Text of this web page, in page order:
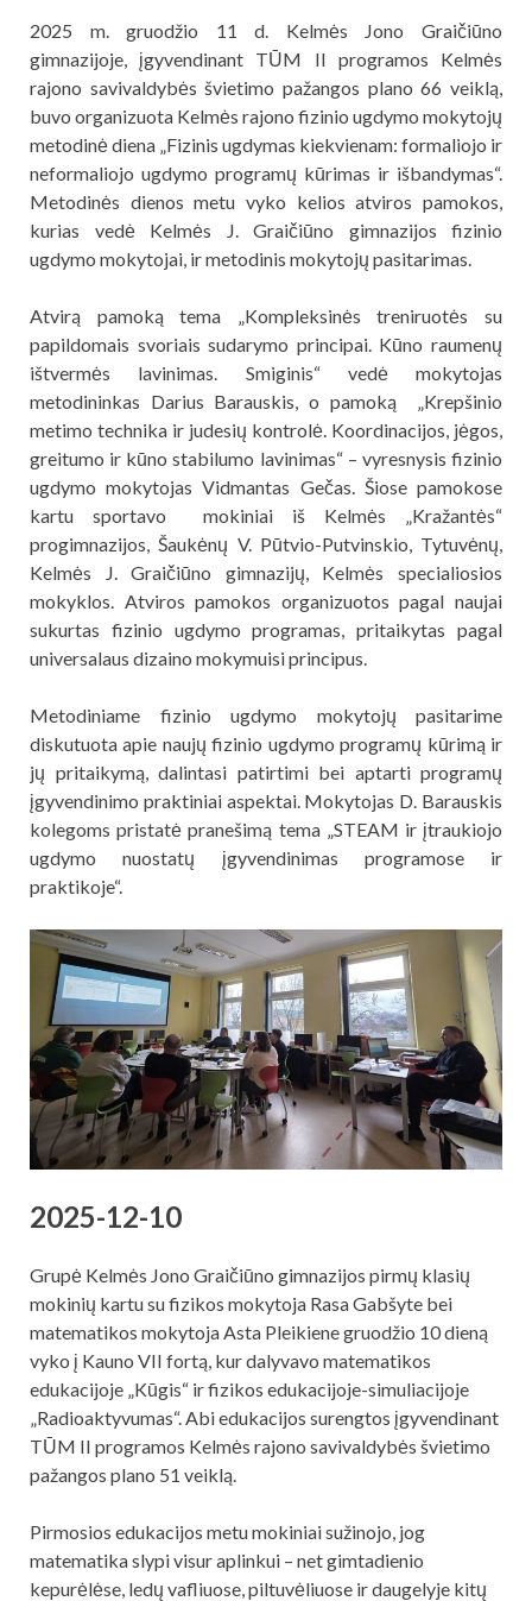
2025 m. gruodžio 11 d. Kelmės Jono Graičiūno
gimnazijoje, įgyvendinant TŪM II programos Kelmės
rajono savivaldybės švietimo pažangos plano 66 veiklą,
buvo organizuota Kelmės rajono fizinio ugdymo mokytojų
metodinė diena „Fizinis ugdymas kiekvienam: formaliojo ir
neformaliojo ugdymo programų kūrimas ir išbandymas“.
Metodinės dienos metu vyko kelios atviros pamokos,
kurias vedė Kelmės J. Graičiūno gimnazijos fizinio
ugdymo mokytojai, ir metodinis mokytojų pasitarimas.
Atvirą pamoką tema „Kompleksinės treniruotės su
papildomais svoriais sudarymo principai. Kūno raumenų
ištvermės lavinimas. Smiginis“ vedė mokytojas
metodininkas Darius Barauskis, o pamoką „Krepšinio
metimo technika ir judesių kontrolė. Koordinacijos, jėgos,
greitumo ir kūno stabilumo lavinimas“ – vyresnysis fizinio
ugdymo mokytojas Vidmantas Gečas. Šiose pamokose
kartu sportavo mokiniai iš Kelmės „Kražantės“
progimnazijos, Šaukėnų V. Pūtvio-Putvinskio, Tytuvėnų,
Kelmės J. Graičiūno gimnazijų, Kelmės specialiosios
mokyklos. Atviros pamokos organizuotos pagal naujai
sukurtas fizinio ugdymo programas, pritaikytas pagal
universalaus dizaino mokymuisi principus.
Metodiniame fizinio ugdymo mokytojų pasitarime
diskutuota apie naujų fizinio ugdymo programų kūrimą ir
jų pritaikymą, dalintasi patirtimi bei aptarti programų
įgyvendinimo praktiniai aspektai. Mokytojas D. Barauskis
kolegoms pristatė pranešimą tema „STEAM ir įtraukiojo
ugdymo nuostatų įgyvendinimas programose ir
praktikoje“.
2025-12-10
Grupė Kelmės Jono Graičiūno gimnazijos pirmų klasių
mokinių kartu su fizikos mokytoja Rasa Gabšyte bei
matematikos mokytoja Asta Pleikiene gruodžio 10 dieną
vyko į Kauno VII fortą, kur dalyvavo matematikos
edukacijoje „Kūgis“ ir fizikos edukacijoje-simuliacijoje
„Radioaktyvumas“. Abi edukacijos surengtos įgyvendinant
TŪM II programos Kelmės rajono savivaldybės švietimo
pažangos plano 51 veiklą.
Pirmosios edukacijos metu mokiniai sužinojo, jog
matematika slypi visur aplinkui – net gimtadienio
kepurėlėse, ledų vafliuose, piltuvėliuose ir daugelyje kitų